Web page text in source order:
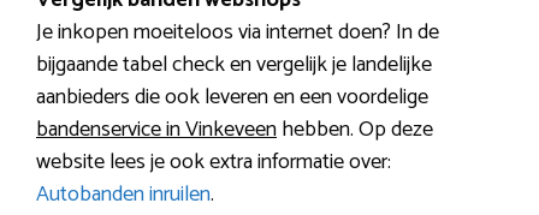
Je inkopen moeiteloos via internet doen? In de
bijgaande tabel check en vergelijk je landelijke
aanbieders die ook leveren en een voordelige
bandenservice in Vinkeveenhebben. Op deze
website lees je ook extra informatie over:
Autobanden inruilen.